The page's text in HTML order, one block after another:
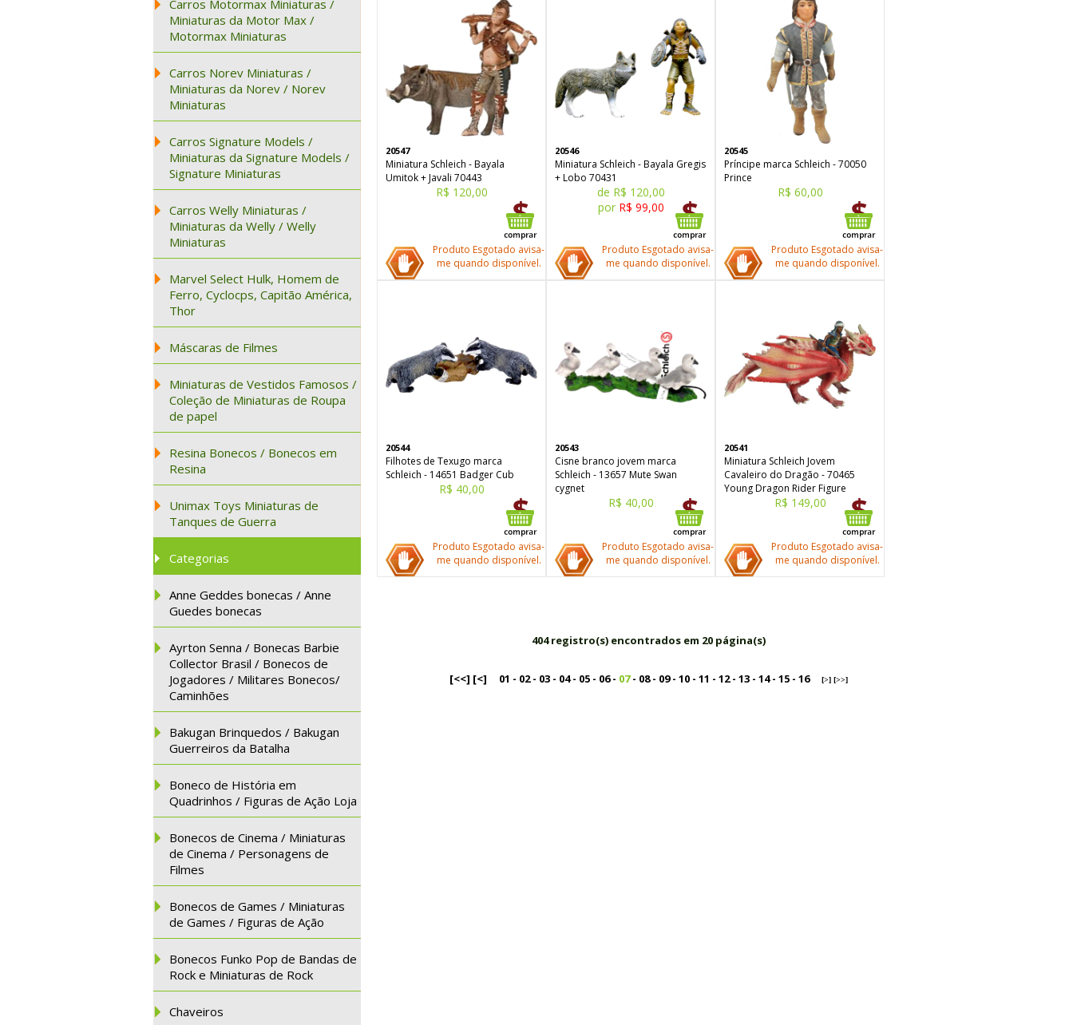
Carros Motormax Miniaturas /
Miniaturas da Motor Max /
Motormax Miniaturas
Carros Norev Miniaturas /
Miniaturas da Norev / Norev
Miniaturas
Carros Signature Models /
Miniaturas da Signature Models /
Signature Miniaturas
Carros Welly Miniaturas /
Miniaturas da Welly / Welly
Miniaturas
Marvel Select Hulk, Homem de
Ferro, Cyclocps, Capitão América,
Thor
Máscaras de Filmes
Miniaturas de Vestidos Famosos /
Coleção de Miniaturas de Roupa
de papel
Resina Bonecos / Bonecos em
Resina
Unimax Toys Miniaturas de
Tanques de Guerra
Categorias
Anne Geddes bonecas / Anne
Guedes bonecas
Ayrton Senna / Bonecas Barbie
Collector Brasil / Bonecos de
Jogadores / Militares Bonecos/
Caminhões
Bakugan Brinquedos / Bakugan
Guerreiros da Batalha
Boneco de História em
Quadrinhos / Figuras de Ação Loja
Bonecos de Cinema / Miniaturas
de Cinema / Personagens de
Filmes
Bonecos de Games / Miniaturas
de Games / Figuras de Ação
Bonecos Funko Pop de Bandas de
Rock e Miniaturas de Rock
Chaveiros
20547
Miniatura Schleich - Bayala
Umitok + Javali 70443
R$ 120,00
Produto Esgotado avisa-
me quando disponível.
20546
Miniatura Schleich - Bayala Gregis
+ Lobo 70431
de R$ 120,00
por R$ 99,00
Produto Esgotado avisa-
me quando disponível.
20545
Príncipe marca Schleich - 70050
Prince
R$ 60,00
Produto Esgotado avisa-
me quando disponível.
20544
Filhotes de Texugo marca
Schleich - 14651 Badger Cub
R$ 40,00
Produto Esgotado avisa-
me quando disponível.
20543
Cisne branco jovem marca
Schleich - 13657 Mute Swan
cygnet
R$ 40,00
Produto Esgotado avisa-
me quando disponível.
20541
Miniatura Schleich Jovem
Cavaleiro do Dragão - 70465
Young Dragon Rider Figure
R$ 149,00
Produto Esgotado avisa-
me quando disponível.
404 registro(s) encontrados em 20 página(s)
[<<] [<] 01 - 02 - 03 - 04 - 05 - 06 - 07 - 08 - 09 - 10 - 11 - 12 - 13 - 14 - 15 - 16 [>] [>>]